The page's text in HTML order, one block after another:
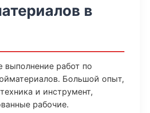
в
выполнение работ по
Большой опыт,
и инструмент,
рабочие.